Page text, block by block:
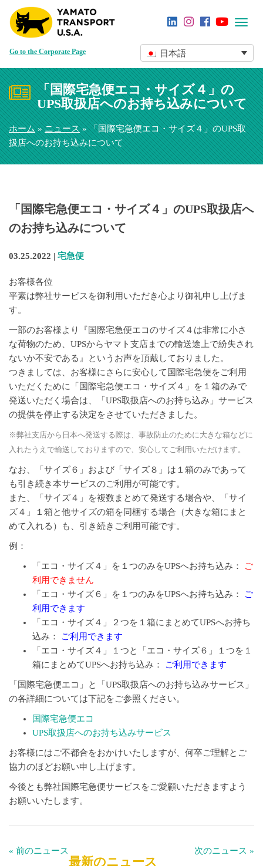
Go to the Corporate Page 日本語
「国際宅急便エコ・サイズ４」の
UPS取扱店へのお持ち込みについて
ホーム»ニュース» 「国際宅急便エコ・サイズ４」のUPS取
扱店へのお持ち込みについて
「国際宅急便エコ・サイズ４」のUPS取扱店へ
のお持ち込みについて
03.25.2022 | 宅急便
お客様各位
平素は弊社サービスを御利用いただき心より御礼申し上げま
す。
一部のお客様より『国際宅急便エコのサイズ４は非常に小さ
な荷物のため、UPSからヤマト支店までの輸送途上で紛失され
ないか不安である』というお声を頂戴しておりました。
つきましては、お客様にさらに安心して国際宅急便をご利用
いただくために「国際宅急便エコ・サイズ４」を１箱のみで
発送いただく場合は、「UPS取扱店へのお持ち込み」サービス
の提供を停止する決定をさせていただきました。
※弊社支店から日本へ発送する際は、事故防止のために大きな箱などに
入れたうえで輸送しておりますので、安心してご利用いただけます。
なお、「サイズ６」および「サイズ８」は１箱のみであって
も引き続き本サービスのご利用が可能です。
また、「サイズ４」を複数まとめて発送する場合や、「サイ
ズ４」１箱と他サイズの箱を同梱する場合（大きな箱にまと
めて入れる）も、引き続きご利用可能です。
例：
「エコ・サイズ４」を１つのみをUPSへお持ち込み：
ご
利用できません
「エコ・サイズ６」を１つのみをUPSへお持ち込み：
ご
利用できます
「エコ・サイズ４」２つを１箱にまとめてUPSへお持ち
込み：
ご利用できます
「エコ・サイズ４」１つと「エコ・サイズ６」１つを１
箱にまとめてUPSへお持ち込み：
ご利用できます
「国際宅急便エコ」と「UPS取扱店へのお持ち込みサービス」
の各詳細については下記をご参照ください。
国際宅急便エコ
UPS取扱店へのお持ち込みサービス
お客様にはご不都合をおかけいたしますが、何卒ご理解とご
協力のほどお願い申し上げます。
今後とも弊社国際宅急便サービスをご愛顧いただきますよう
お願いいたします。
« 前のニュース 次のニュース »
最新のニュース